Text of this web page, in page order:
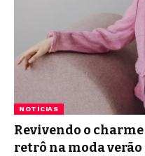
NOTÍCIAS
Revivendo o
retrô na moda